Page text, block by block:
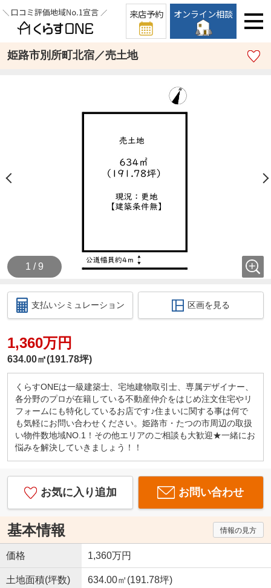
来店予約 オンライン相談
姫路市別所町北宿／売土地
1 / 9
支払いシミュレーション 区画を見る
1,360万円
634.00㎡(191.78坪)
くらすONEは一級建築士、宅地建物取引士、専属デザイナー、
各分野のプロが在籍している不動産仲介をはじめ注文住宅やリ
フォームにも特化しているお店です♪住まいに関する事は何で
も気軽にお問い合わせください。姫路市・たつの市周辺の取扱
い物件数地域NO.1！その他エリアのご相談も大歓迎★一緒にお
悩みを解決していきましょう！！
お気に入り追加 お問い合わせ
基本情報 情報の見方
価格 1,360万円
土地面積(坪数) 634.00㎡(191.78坪)